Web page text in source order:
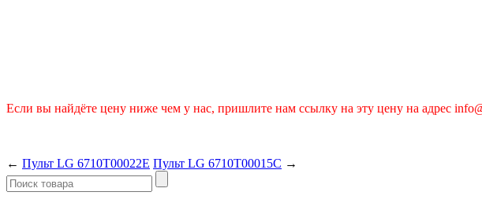
Если вы найдёте цену ниже чем у нас, пришлите нам ссылку на эту цену на адрес
← Пульт LG 6710T00022E Пульт LG 6710T00015C →